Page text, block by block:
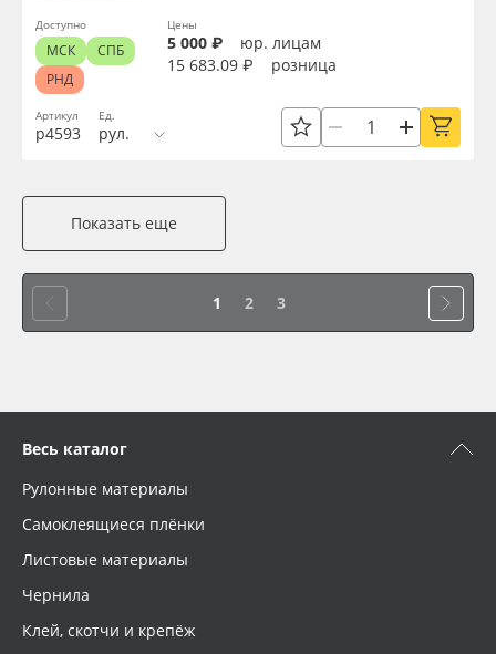
Артикул
р4593
Ед.
рул.
Цены
5 000 ₽
юр. лицам
15 683.09 ₽
розница
Доступно
МСК
СПБ
РНД
Показать еще
1 2 3
Весь каталог
Рулонные материалы
Самоклеящиеся плёнки
Листовые материалы
Чернила
Клей, скотчи и крепёж